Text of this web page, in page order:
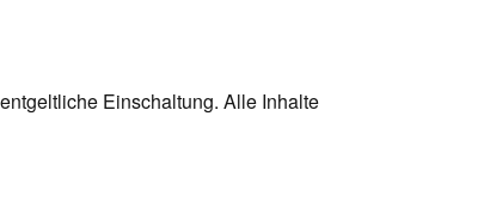
Einschaltung. Alle Inhalte